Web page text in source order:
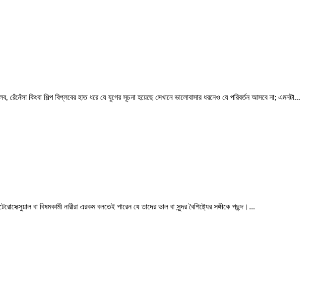
কিংবা শিল্প বিপ্লবের হাত ধরে যে যুগের সূচনা হয়েছে সেখানে ভালোবাসার ধরনেও যে পরিবর্তন আসবে না; এমনটা...
বা বিষমকামী নারীরা এরকম বলতেই পারেন যে তাদের ভাল বা সুন্দর বৈশিষ্ট্যের সঙ্গীকে পছন্দ।...